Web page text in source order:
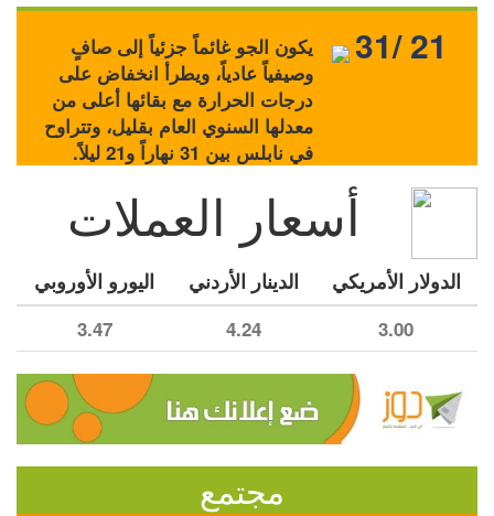
يكون الجو غائماً جزئياً إلى صافٍ
وصيفياً عادياً، ويطرأ انخفاض على
درجات الحرارة مع بقائها أعلى من
معدلها السنوي العام بقليل، وتتراوح
في نابلس بين 31 نهاراً و21 ليلاً.
31/ 21
أسعار العملات
الدولار الأمريكي الدينار الأردني اليورو الأوروبي
3.00
4.24
3.47
مجتمع